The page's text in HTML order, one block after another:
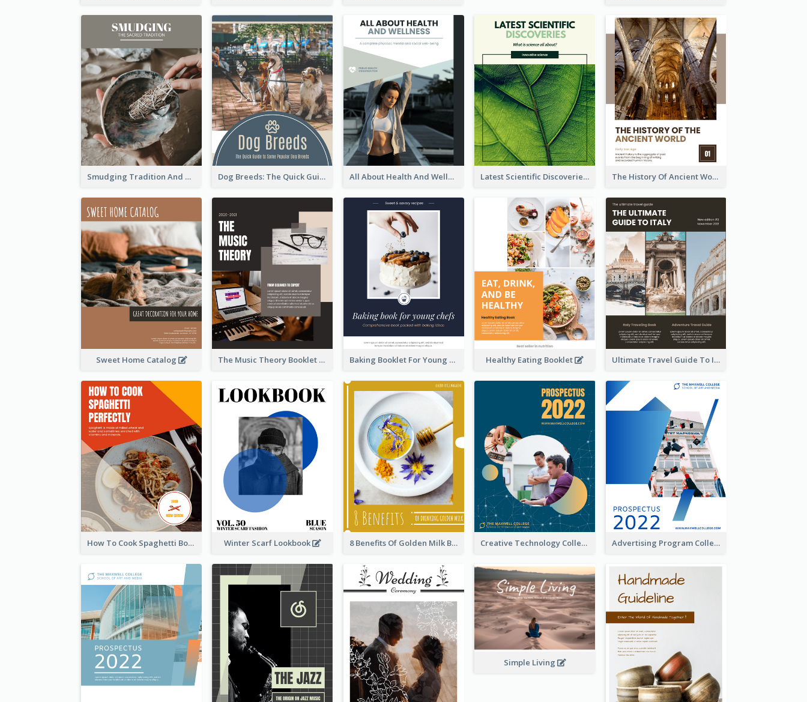
Smudging Tradition And History Booklet Dog Breeds: The Quick Guide to Some Popular Dog Breeds All About Health And Wellness Booklet Latest Scientific Discoveries Booklet The History Of Ancient World Booklet
Sweet Home Catalog The Music Theory Booklet Baking Booklet For Young Chefs Healthy Eating Booklet Ultimate Travel Guide To Italy Booklet
How To Cook Spaghetti Booklet Winter Scarf Lookbook 8 Benefits Of Golden Milk Booklet Creative Technology College Prospectus Advertising Program College Prospectus
Simple Living